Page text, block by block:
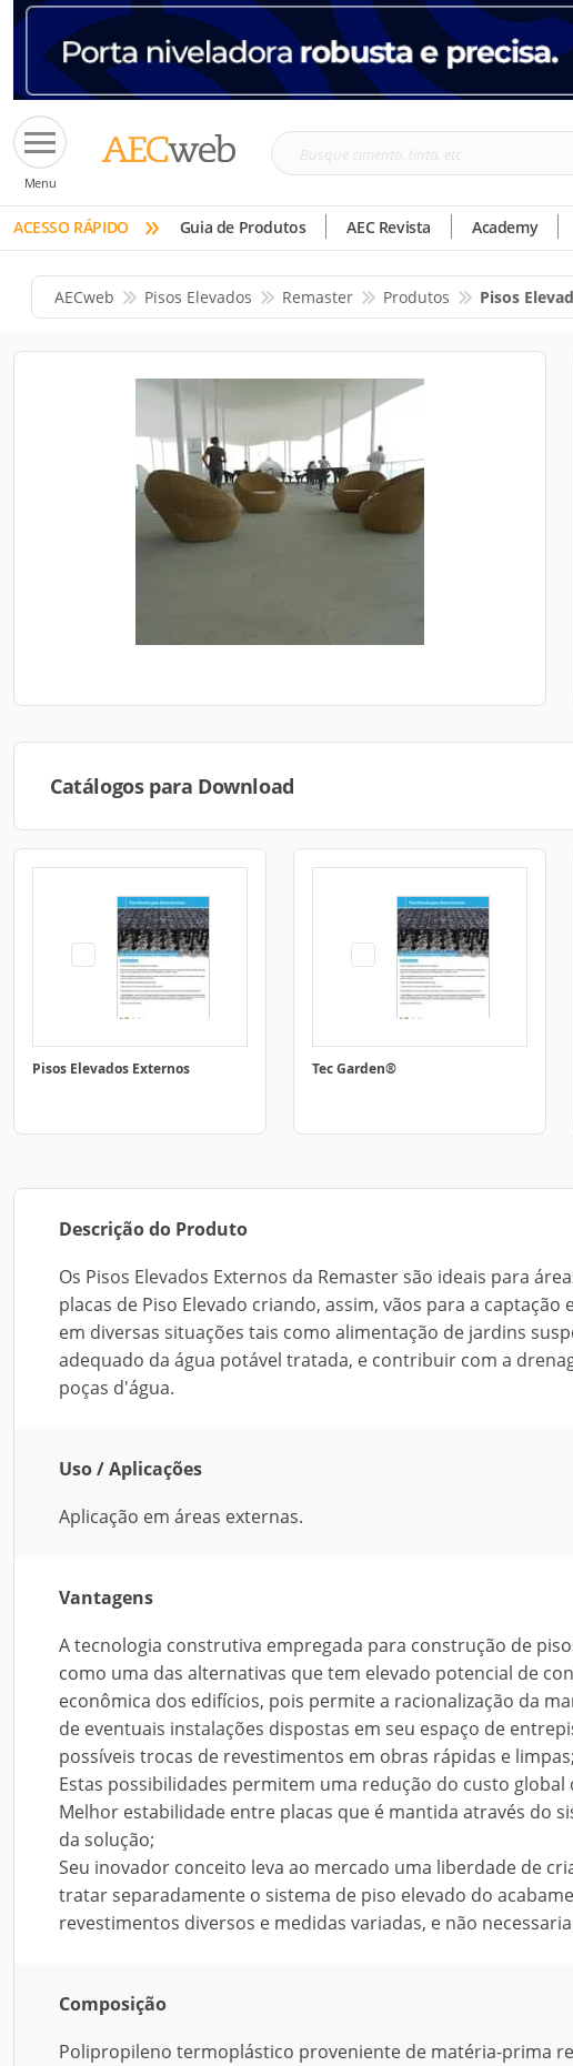
Menu
Busque
tinta,
etc
ACESSO RÁPIDO » Guia de Produtos AEC Revista Academy
AECweb Pisos Elevados Remaster Produtos Pisos
Catálogos para Download
Pisos Elevados Externos Tec Garden®
Descrição do Produto
Os Pisos Elevados Externos da Remaster são ideais para
placas de Piso Elevado criando, assim, vãos para a
em diversas situações tais como alimentação de jardins
adequado da água potável tratada, e contribuir com a
poças d'água.
Uso / Aplicações
Aplicação em áreas externas.
Vantagens
A tecnologia construtiva empregada para construção de
como uma das alternativas que tem elevado potencial de
econômica dos edifícios, pois permite a racionalização da
de eventuais instalações dispostas em seu espaço de
possíveis trocas de revestimentos em obras rápidas e limpas;
Estas possibilidades permitem uma redução do custo
Melhor estabilidade entre placas que é mantida através do
da solução;
Seu inovador conceito leva ao mercado uma liberdade de
tratar separadamente o sistema de piso elevado do
revestimentos diversos e medidas variadas, e não
Composição
Polipropileno termoplástico proveniente de matéria-prima